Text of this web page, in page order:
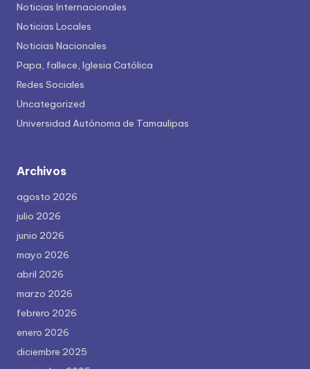
Noticias Internacionales
Noticias Locales
Noticias Nacionales
Papa, fallece, Iglesia Católica
Redes Sociales
Uncategorized
Universidad Autónoma de Tamaulipas
Archivos
agosto 2026
julio 2026
junio 2026
mayo 2026
abril 2026
marzo 2026
febrero 2026
enero 2026
diciembre 2025